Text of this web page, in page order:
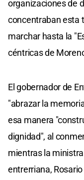
organizaciones de
concentraban esta
marchar hasta la
céntricas de
El gobernador de
"abrazar la
esa manera
dignidad", al
mientras la
entrerriana,